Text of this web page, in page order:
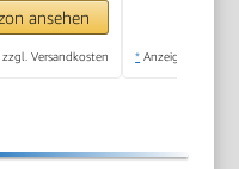
hoher
ansehen
Versandkosten * Anzeige